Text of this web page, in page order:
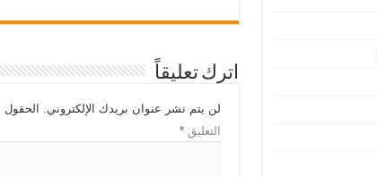
اترك تعليقاً
لن يتم نشر عنوان بريدك الإلكتروني. الحقول
التعليق*